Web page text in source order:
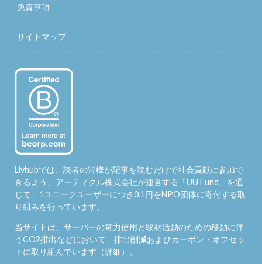
免責事項
サイトマップ
Livhubでは、読者の皆様が記事を読むだけで社会貢献に参加で
きるよう、アーティクル株式会社が運営する「UU Fund 」を通
じて、1ユニークユーザーにつき0.1円をNPO団体に寄付する取
り組みを行っています。
当サイトは、サーバーの電力使用と取材活動のための移動に伴
うCO2排出などにおいて、排出削減およびカーボン・オフセッ
トに取り組んでいます（詳細）。